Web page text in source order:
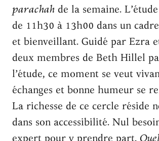
parachah de la semaine.
de 11h30 à 13h00 dans un
et bienveillant. Guidé par Ezra
deux membres de Beth Hillel
l’étude, ce moment se veut
échanges et bonne humeur se
La richesse de ce cercle réside
dans son accessibilité. Nul
expert pour y prendre part.